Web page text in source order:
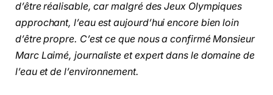
d’être réalisable, car malgré des Jeux Olympiques
approchant, l’eau est aujourd’hui encore bien loin
d’être propre. C’est ce que nous a confirmé Monsieur
Marc Laimé, journaliste et expert dans le domaine de
l’eau et de l’environnement.